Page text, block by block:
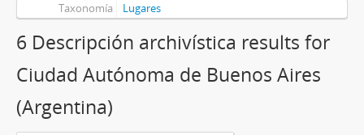
Taxonomía Lugares
6 Descripción archivística results for
Ciudad Autónoma de Buenos Aires
(Argentina)